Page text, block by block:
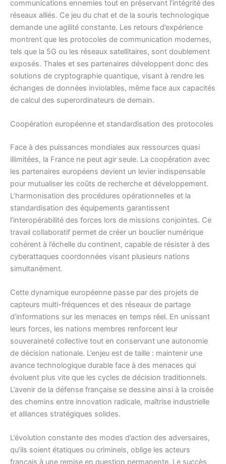
communications ennemies tout en préservant l’intégrité des
réseaux alliés. Ce jeu du chat et de la souris technologique
demande une agilité constante. Les retours d’expérience
montrent que les protocoles de communication modernes,
tels que la 5G ou les réseaux satellitaires, sont doublement
exposés. Thales et ses partenaires développent donc des
solutions de cryptographie quantique, visant à rendre les
échanges de données inviolables, même face aux capacités
de calcul des superordinateurs de demain.
Coopération européenne et standardisation des protocoles
Face à des puissances mondiales aux ressources quasi
illimitées, la France ne peut agir seule. La coopération avec
les partenaires européens devient un levier indispensable
pour mutualiser les coûts de recherche et développement.
L’harmonisation des procédures opérationnelles et la
standardisation des équipements garantissent
l’interopérabilité des forces lors de missions conjointes. Ce
travail collaboratif permet de créer un bouclier numérique
cohérent à l’échelle du continent, capable de résister à des
cyberattaques coordonnées visant plusieurs nations
simultanément.
Cette dynamique européenne passe par des projets de
capteurs multi-fréquences et des réseaux de partage
d’informations sur les menaces en temps réel. En unissant
leurs forces, les nations membres renforcent leur
souveraineté collective tout en conservant une autonomie
de décision nationale. L’enjeu est de taille : maintenir une
avance technologique durable face à des menaces qui
évoluent plus vite que les cycles de décision traditionnels.
L’avenir de la défense française se dessine ainsi à la croisée
des chemins entre innovation radicale, maîtrise industrielle
et alliances stratégiques solides.
L’évolution constante des modes d’action des adversaires,
qu’ils soient étatiques ou criminels, oblige les acteurs